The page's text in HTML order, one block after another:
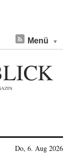
Menü
Do, 6. Aug 2026